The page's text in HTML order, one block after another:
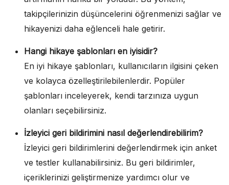
takipçilerinizin düşüncelerini öğrenmenizi sağlar ve
hikayenizi daha eğlenceli hale getirir.
Hangi hikaye şablonları en iyisidir?
En iyi hikaye şablonları, kullanıcıların ilgisini çeken
ve kolayca özelleştirilebilenlerdir. Popüler
şablonları inceleyerek, kendi tarzınıza uygun
olanları seçebilirsiniz.
İzleyici geri bildirimini nasıl değerlendirebilirim?
İzleyici geri bildirimlerini değerlendirmek için anket
ve testler kullanabilirsiniz. Bu geri bildirimler,
içeriklerinizi geliştirmenize yardımcı olur ve